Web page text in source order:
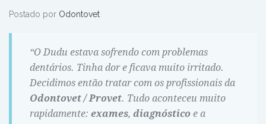
Postado por Odontovet
“O Dudu estava sofrendo com problemas
dentários. Tinha dor e ficava muito irritado.
Decidimos então tratar com os profissionais da
Odontovet / Provet. Tudo aconteceu muito
rapidamente: exames, diagnóstico e a